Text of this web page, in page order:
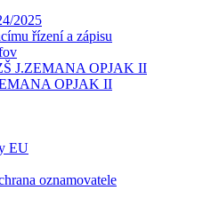
2025
řízení a zápisu
J.ZEMANA OPJAK II
OPJAK II
EU
oznamovatele